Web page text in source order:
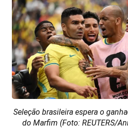
Seleção brasileira espera o
do Marfim (Foto: REUTERS/